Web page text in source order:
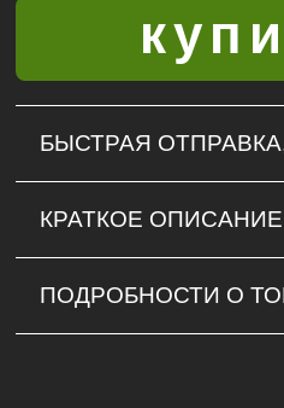
БЫСТРАЯ
КРАТКОЕ ОПИСАНИЕ
ПОДРОБНОСТИ О